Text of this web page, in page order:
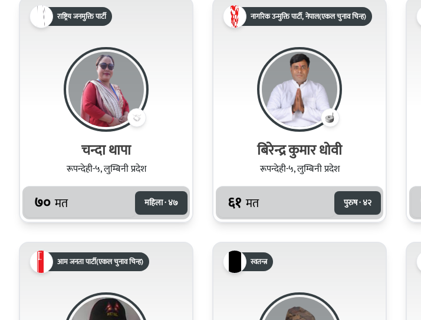
राष्ट्रिय जनमुक्ति पार्टी
चन्दा थापा
रूपन्देही-५, लुम्बिनी प्रदेश
७० मत महिला · ४७
नागरिक उन्मुक्ति पार्टी, नेपाल(एकल चुनाव चिन्ह)
बिरेन्द्र कुमार धोवी
रूपन्देही-५, लुम्बिनी प्रदेश
६१ मत पुरुष · ४२
आम जनता पार्टी(एकल चुनाव चिन्ह) स्वतन्त्र